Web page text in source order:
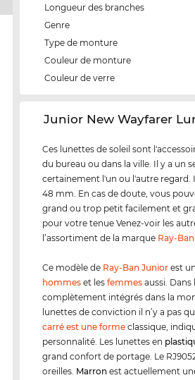
Longueur des branches
Genre
Type de monture
Couleur de monture
Couleur de verre
‌Junior New Wayfarer
Ces lunettes de soleil sont
du bureau ou dans la ville. Il y a un
certainement l'un ou l'autre regard.
48 mm. En cas de doute, vous
grand ou trop petit facilement et
pour votre tenue Venez-voir les
l’assortiment de la marque Ray-
Ce modèle de Ray-Ban Junior est
hommes et lesfemmes aussi. Dans
complètement intégrés dans la
lunettes de conviction il n’y a pas
carré est une forme classique,
personnalité. Les lunettes en
grand confort de portage. Le
oreilles. Marron est actuellement